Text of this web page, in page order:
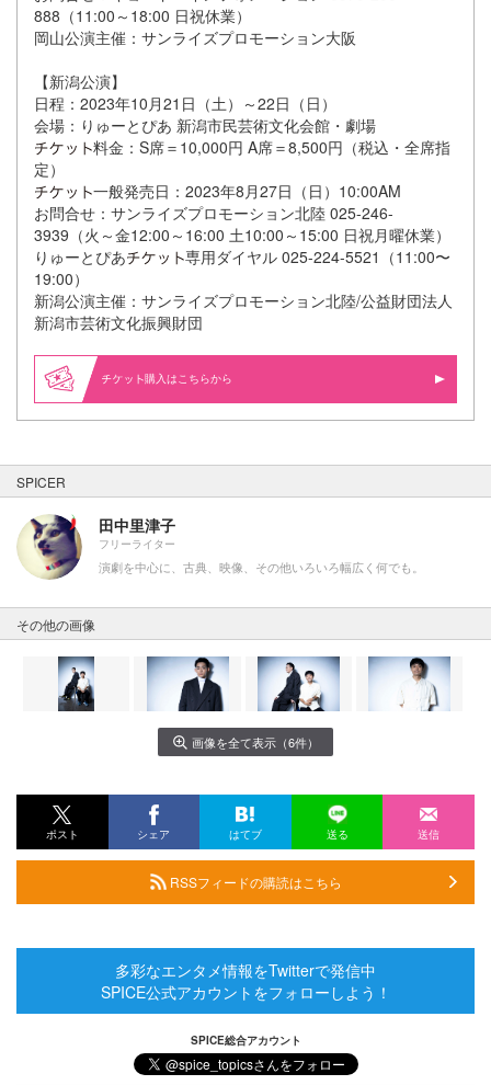
888（11:00～18:00 日祝休業）
岡山公演主催：サンライズプロモーション大阪
【新潟公演】
日程：2023年10月21日（土）～22日（日）
会場：りゅーとぴあ 新潟市民芸術文化会館・劇場
料金：S席＝10,000円 A席＝8,500円（税込・全席指
定）
一般発売日：2023年8月27日（日）10:00AM
お問合せ：サンライズプロモーション北陸 025-246-
3939（火～金12:00～16:00 土10:00～15:00 日祝月曜休業）
りゅーとぴあ
専用ダイヤル 025-224-5521（11:00〜
19:00）
新潟公演主催：サンライズプロモーション北陸/公益財団法人
新潟市芸術文化振興財団
購入はこちらから
SPICER
田中里津子
フリーライター
演劇を中心に、古典、映像、その他いろいろ幅広く何でも。
その他の画像
画像を全て表示（6件）
ポスト シェア はてブ 送る 送信
RSSフィードの購読はこちら
多彩なエンタメ情報をTwitterで発信中
SPICE公式アカウントをフォローしよう！
SPICE総合アカウント